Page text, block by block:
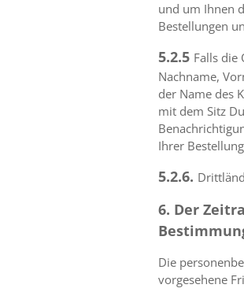
und um Ihnen
Bestellungen
5.2.5 Falls die
Nachname,
der Name des
mit dem Sitz
Ihrer
5.2.6.
6. Der
Die
vorgesehene